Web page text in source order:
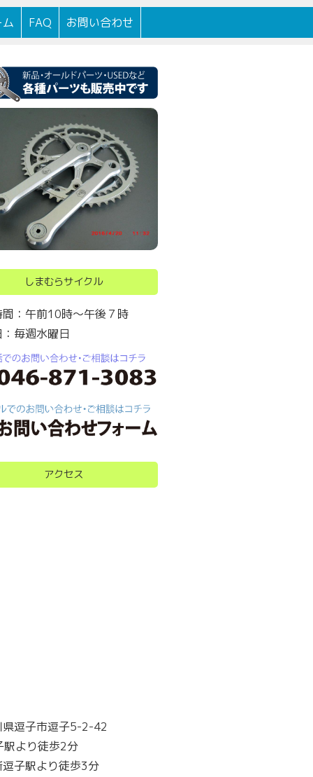
年以上続く自転車店です。
FAQ お問い合わせ
しまむらサイクル
：午前10時～午後７時
毎週水曜日
アクセス
県逗子市逗子5-2-42
駅より徒歩2分
子駅より徒歩3分